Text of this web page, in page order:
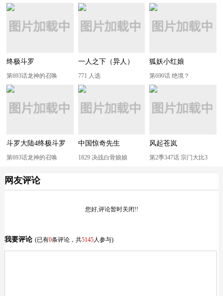
终极斗罗
第693话龙神的召唤
一人之下（异人）
771 人选
狐妖小红娘
第690话 绝境？
斗罗大陆4终极斗罗
（神漫版）
第693话龙神的召唤
中国惊奇先生
1829 决战白骨娘娘
风起苍岚
第2季347话 宗门大比3
网友评论
您好,评论暂时关闭!!
我要评论 (已有0条评论，共5145人参与)